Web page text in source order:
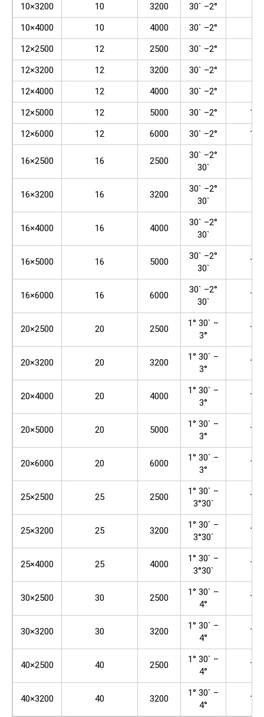
10×3200
10 3200 30` –2°
10×4000
10 4000 30` –2°
12×2500
12 2500 30` –2°
12×3200
12 3200 30` –2°
12×4000
12 4000 30` –2°
12×5000
12 5000 30` –2°
12×6000
12 6000 30` –2°
16×2500 16 2500
30` –2°
30`
16×3200 16 3200
30` –2°
30`
16×4000 16 4000
30` –2°
30`
16×5000 16 5000
30` –2°
30`
16×6000 16 6000
30` –2°
30`
20×2500 20 2500
1° 30` –
3°
20×3200 20 3200
1° 30` –
3°
20×4000 20 4000
1° 30` –
3°
20×5000 20 5000
1° 30` –
3°
20×6000 20 6000
1° 30` –
3°
25×2500 25 2500
1° 30` –
3°30`
25×3200 25 3200
1° 30` –
3°30`
25×4000 25 4000
1° 30` –
3°30`
30×2500 30 2500
1° 30` –
4°
30×3200 30 3200
1° 30` –
4°
40×2500 40 2500
1° 30` –
4°
40×3200 40 3200
1° 30` –
4°